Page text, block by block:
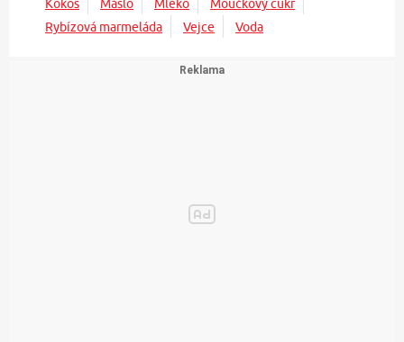
Kokos
Máslo Mléko
Moučkový cukr
Rybízová marmeláda
Vejce Voda